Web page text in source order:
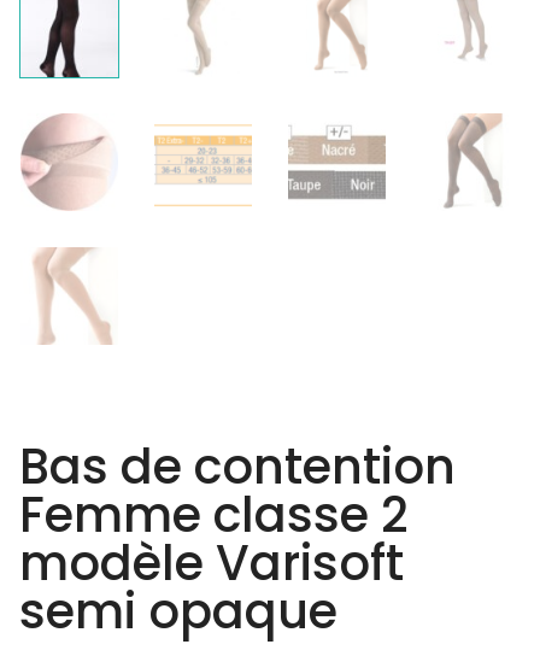
Bas de contention
Femme classe 2
modèle Varisoft
semi opaque